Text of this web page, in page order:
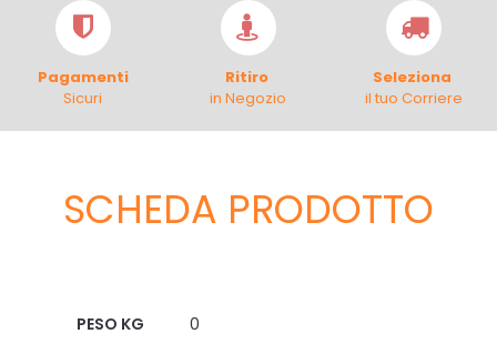
Pagamenti
Sicuri
Ritiro
in Negozio
Seleziona
il tuo Corriere
SCHEDA PRODOTTO
PESO KG
0